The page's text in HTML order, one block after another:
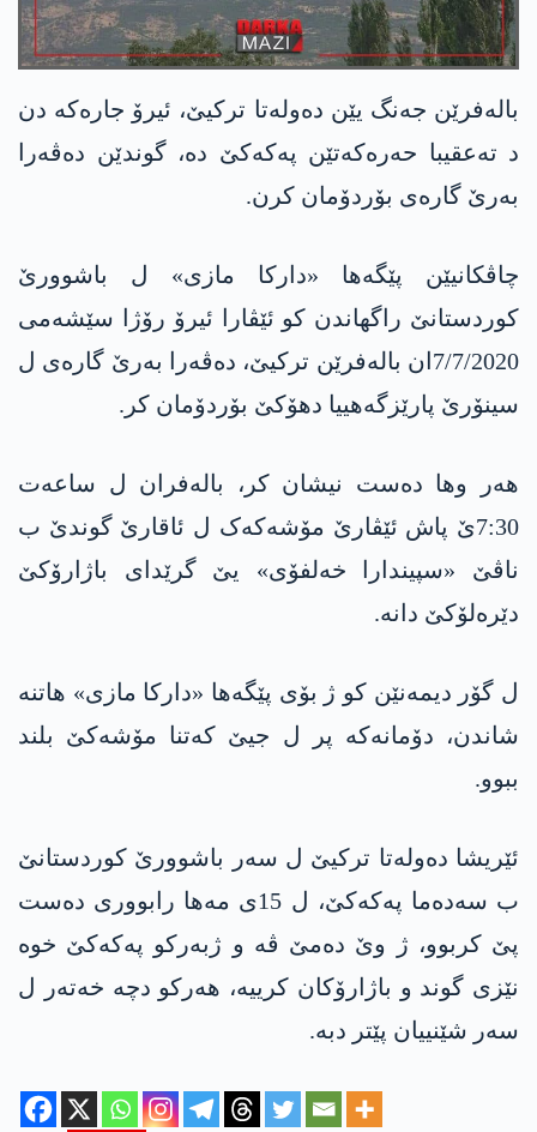
بالەفرێن جەنگ یێن دەولەتا ترکیێ، ئیرۆ جارەکە دن
د تەعقیبا حەرەکەتێن پەکەکێ دە، گوندێن دەڤەرا
بەرێ گارەی بۆردۆمان کرن.
چاڤکانیێن پێگەھا «دارکا مازی» ل باشوورێ
کوردستانێ راگھاندن کو ئێڤارا ئیرۆ رۆژا سێشەمی
7/7/2020ان بالەفرێن ترکیێ، دەڤەرا بەرێ گارەی ل
سینۆرێ پارێزگەھییا دھۆکێ بۆردۆمان کر.
ھەر وھا دەست نیشان کر، بالەفران ل ساعەت
7:30ێ پاش ئێڤارێ مۆشەکەک ل ئاقارێ گوندێ ب
ناڤێ «سپیندارا خەلفۆی» یێ گرێدای باژارۆکێ
دێرەلۆکێ دانە.
ل گۆر دیمەنێن کو ژ بۆی پێگەھا «دارکا مازی» ھاتنە
شاندن، دۆمانەکە پر ل جیێ کەتنا مۆشەکێ بلند
ببوو.
ئێریشا دەولەتا ترکیێ ل سەر باشوورێ کوردستانێ
ب سەدەما پەکەکێ، ل 15ی مەھا رابووری دەست
پێ کربوو، ژ وێ دەمێ ڤە و ژبەرکو پەکەکێ خوە
نێزی گوند و باژارۆکان کرییە، ھەرکو دچە خەتەر ل
سەر شێنییان پێتر دبە.